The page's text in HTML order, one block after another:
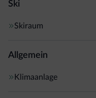
Ski
Skiraum
Allgemein
Klimaanlage